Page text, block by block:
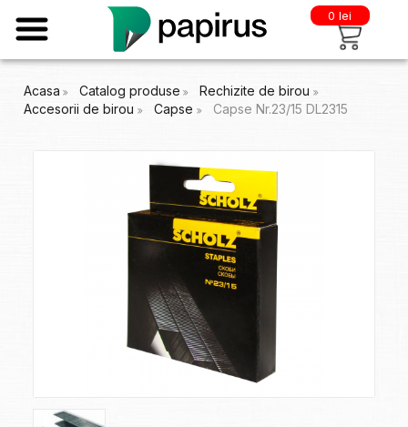
0 lei
Acasa Catalog produse
Rechizite de birou
Accesorii de birou
Capse Capse Nr.23/15 DL2315